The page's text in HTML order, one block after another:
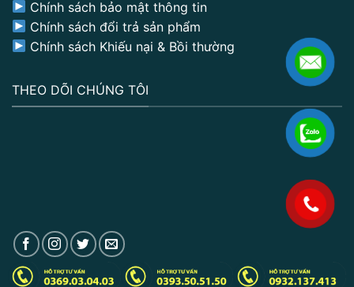
Chính sách bảo mật thông tin
Chính sách đổi trả sản phẩm
Chính sách Khiếu nại & Bồi thường
THEO DÕI CHÚNG TÔI
.